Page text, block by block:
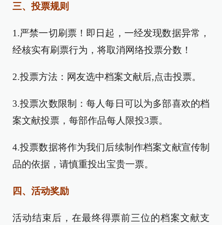
三、投票规则
1.严禁一切刷票！即日起，一经发现数据异常，
经核实有刷票行为，将取消网络投票分数！
2.投票方法：网友选中档案文献后,点击投票。
3.投票次数限制：每人每日可以为多部喜欢的档
案文献投票，每部作品每人限投3票。
4.投票数据将作为我们后续制作档案文献宣传制
品的依据，请慎重投出宝贵一票。
四、活动奖励
活动结束后，在最终得票前三位的档案文献支